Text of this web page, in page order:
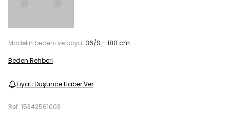
Modelin bedeni ve boyu: 36/S - 180 cm
Beden Rehberi
Fiyatı Düşünce Haber Ver
Ref. 15342561003